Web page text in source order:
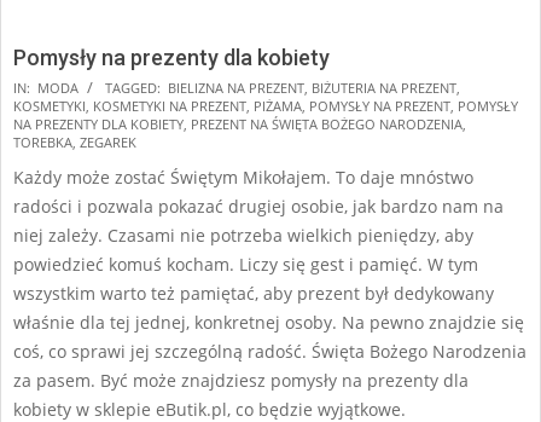
Pomysły na prezenty dla kobiety
2025-
08-
27
IN: MODA TAGGED: BIELIZNA NA PREZENT, BIŻUTERIA NA PREZENT,
KOSMETYKI, KOSMETYKI NA PREZENT, PIŻAMA, POMYSŁY NA PREZENT, POMYSŁY
NA PREZENTY DLA KOBIETY, PREZENT NA ŚWIĘTA BOŻEGO NARODZENIA,
TOREBKA, ZEGAREK
Każdy może zostać Świętym Mikołajem. To daje mnóstwo
radości i pozwala pokazać drugiej osobie, jak bardzo nam na
niej zależy. Czasami nie potrzeba wielkich pieniędzy, aby
powiedzieć komuś kocham. Liczy się gest i pamięć. W tym
wszystkim warto też pamiętać, aby prezent był dedykowany
właśnie dla tej jednej, konkretnej osoby. Na pewno znajdzie się
coś, co sprawi jej szczególną radość. Święta Bożego Narodzenia
za pasem. Być może znajdziesz pomysły na prezenty dla
kobiety w sklepie eButik.pl, co będzie wyjątkowe.